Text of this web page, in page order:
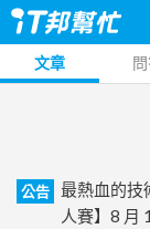
文章
公告
最熱血的技
人賽】8 月